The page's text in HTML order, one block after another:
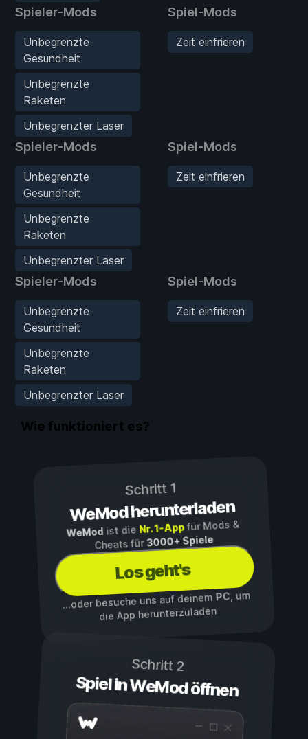
Spieler-Mods
Unbegrenzte
Gesundheit
Unbegrenzte
Raketen
Unbegrenzter Laser
Spiel-Mods
Zeit einfrieren
Spieler-Mods
Unbegrenzte
Gesundheit
Unbegrenzte
Raketen
Unbegrenzter Laser
Spiel-Mods
Zeit einfrieren
Spieler-Mods
Unbegrenzte
Gesundheit
Unbegrenzte
Raketen
Unbegrenzter Laser
Spiel-Mods
Zeit einfrieren
Wie funktioniert es?
Schritt 1
WeMod herunterladen
WeMod ist die Nr. 1-Appfür Mods &
Cheats für3000+ Spiele
Los geht's
...oder besuche uns auf deinemPC, um
die App herunterzuladen
Schritt 2
Spiel in WeMod öffnen